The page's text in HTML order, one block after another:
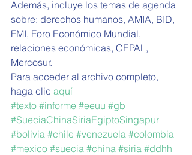
Además, incluye los temas de agenda
sobre: derechos humanos, AMIA, BID,
FMI, Foro Económico Mundial,
relaciones económicas, CEPAL,
Mercosur.
Para acceder al archivo completo,
haga clic aquí
#texto #informe #eeuu #gb
#SueciaChinaSiriaEgiptoSingapur
#bolivia #chile #venezuela #colombia
#mexico #suecia #china #siria #ddhh